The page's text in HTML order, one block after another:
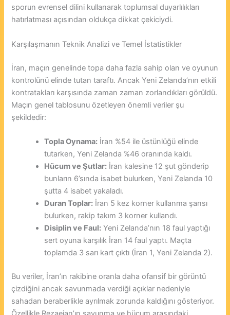
sporun evrensel dilini kullanarak toplumsal duyarlılıkları
hatırlatması açısından oldukça dikkat çekiciydi.
Karşılaşmanın Teknik Analizi ve Temel İstatistikler
İran, maçın genelinde topa daha fazla sahip olan ve oyunun
kontrolünü elinde tutan taraftı. Ancak Yeni Zelanda’nın etkili
kontratakları karşısında zaman zaman zorlandıkları görüldü.
Maçın genel tablosunu özetleyen önemli veriler şu
şekildedir:
Topla Oynama: İran %54 ile üstünlüğü elinde
tutarken, Yeni Zelanda %46 oranında kaldı.
Hücum ve Şutlar: İran kalesine 12 şut gönderip
bunların 6’sında isabet bulurken, Yeni Zelanda 10
şutta 4 isabet yakaladı.
Duran Toplar: İran 5 kez korner kullanma şansı
bulurken, rakip takım 3 korner kullandı.
Disiplin ve Faul: Yeni Zelanda’nın 18 faul yaptığı
sert oyuna karşılık İran 14 faul yaptı. Maçta
toplamda 3 sarı kart çıktı (İran 1, Yeni Zelanda 2).
Bu veriler, İran’ın rakibine oranla daha ofansif bir görüntü
çizdiğini ancak savunmada verdiği açıklar nedeniyle
sahadan beraberlikle ayrılmak zorunda kaldığını gösteriyor.